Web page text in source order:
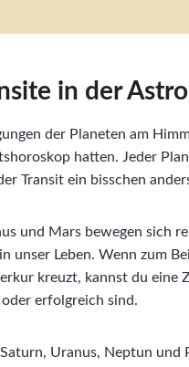
in der
der Planeten am
hatten. Jeder
Transit ein bisschen
und Mars bewegen sich
unser Leben. Wenn zum
kreuzt, kannst du eine
erfolgreich sind.
Uranus, Neptun und